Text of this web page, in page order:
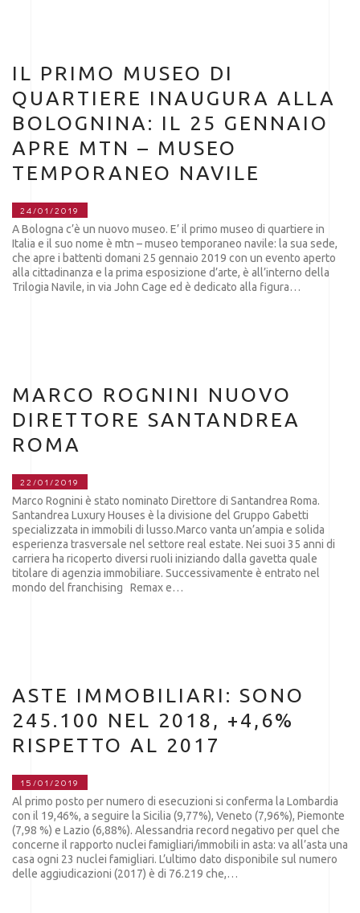
IL PRIMO MUSEO DI
QUARTIERE INAUGURA ALLA
BOLOGNINA: IL 25 GENNAIO
APRE MTN – MUSEO
TEMPORANEO NAVILE
24/01/2019
A Bologna c’è un nuovo museo. E’ il primo museo di quartiere in
Italia e il suo nome è mtn – museo temporaneo navile: la sua sede,
che apre i battenti domani 25 gennaio 2019 con un evento aperto
alla cittadinanza e la prima esposizione d’arte, è all’interno della
Trilogia Navile, in via John Cage ed è dedicato alla figura…
MARCO ROGNINI NUOVO
DIRETTORE SANTANDREA
ROMA
22/01/2019
Marco Rognini è stato nominato Direttore di Santandrea Roma.
Santandrea Luxury Houses è la divisione del Gruppo Gabetti
specializzata in immobili di lusso.Marco vanta un’ampia e solida
esperienza trasversale nel settore real estate. Nei suoi 35 anni di
carriera ha ricoperto diversi ruoli iniziando dalla gavetta quale
titolare di agenzia immobiliare. Successivamente è entrato nel
mondo del franchising Remax e…
ASTE IMMOBILIARI: SONO
245.100 NEL 2018, +4,6%
RISPETTO AL 2017
15/01/2019
Al primo posto per numero di esecuzioni si conferma la Lombardia
con il 19,46%, a seguire la Sicilia (9,77%), Veneto (7,96%), Piemonte
(7,98 %) e Lazio (6,88%). Alessandria record negativo per quel che
concerne il rapporto nuclei famigliari/immobili in asta: va all’asta una
casa ogni 23 nuclei famigliari. L’ultimo dato disponibile sul numero
delle aggiudicazioni (2017) è di 76.219 che,…